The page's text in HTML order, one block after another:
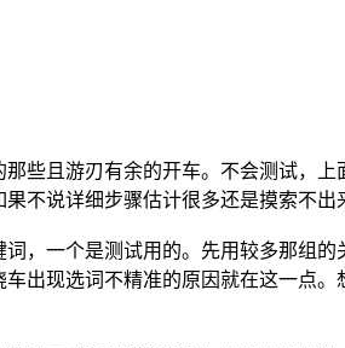
些且游刃有余的开车。不会测试，
不说详细步骤估计很多还是摸索不出
，一个是测试用的。先用较多那组的
出现选词不精准的原因就在这一点。